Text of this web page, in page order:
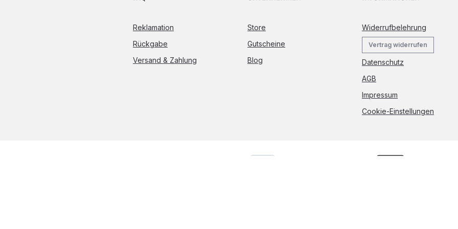
Reklamation
Rückgabe
Versand & Zahlung
Store
Gutscheine
Blog
Widerrufbelehrung
Vertrag widerrufen
Datenschutz
AGB
Impressum
Cookie-Einstellungen